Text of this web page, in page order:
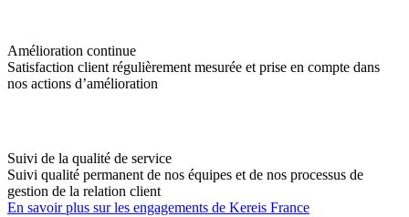
Amélioration continue
Satisfaction client régulièrement mesurée et prise en compte dans
nos actions d’amélioration
Suivi de la qualité de service
Suivi qualité permanent de nos équipes et de nos processus de
gestion de la relation client
En savoir plus sur les engagements de Kereis France